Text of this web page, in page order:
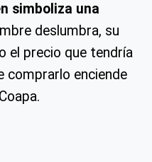
simboliza una
deslumbra, su
el precio que tendría
comprarlo enciende